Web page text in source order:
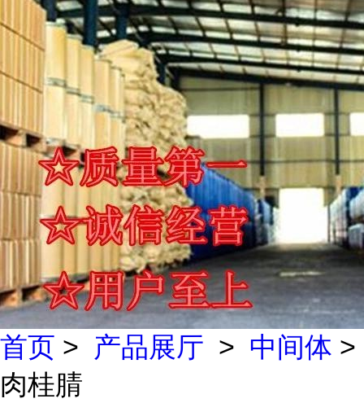
首页 > 产品展厅 > 中间体 >
肉桂腈